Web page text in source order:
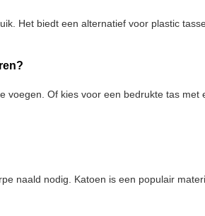
Het biedt een alternatief voor plastic
Of kies voor een bedrukte tas met
naald nodig. Katoen is een populair